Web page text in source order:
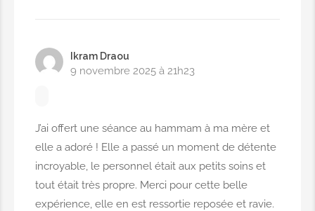
Manucure
12,00€
Gel mains
Ikram Draou
9 novembre 2025 à 21h23
J’ai offert une séance au hammam à ma mère et
elle a adoré ! Elle a passé un moment de détente
incroyable, le personnel était aux petits soins et
tout était très propre. Merci pour cette belle
expérience, elle en est ressortie reposée et ravie.